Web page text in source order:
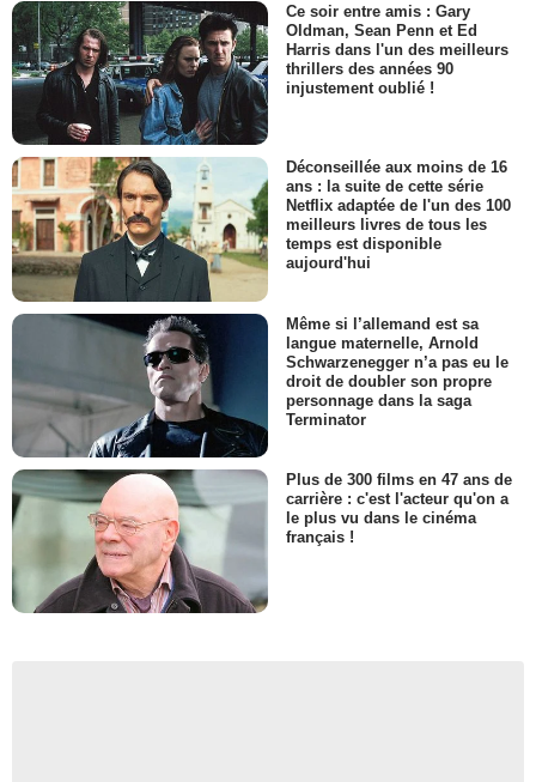
Ce soir entre amis : Gary
Oldman, Sean Penn et Ed
Harris dans l'un des meilleurs
thrillers des années 90
injustement oublié !
Déconseillée aux moins de 16
ans : la suite de cette série
Netflix adaptée de l'un des 100
meilleurs livres de tous les
temps est disponible
aujourd'hui
Même si l’allemand est sa
langue maternelle, Arnold
Schwarzenegger n’a pas eu le
droit de doubler son propre
personnage dans la saga
Terminator
Plus de 300 films en 47 ans de
carrière : c'est l'acteur qu'on a
le plus vu dans le cinéma
français !